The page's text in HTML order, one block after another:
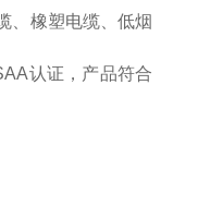
、橡塑电缆、低烟
认证，产品符合